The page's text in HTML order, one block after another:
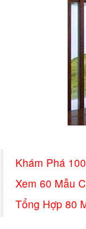
Khám Phá
Xem 60 Mẫu
Tổng Hợp 80